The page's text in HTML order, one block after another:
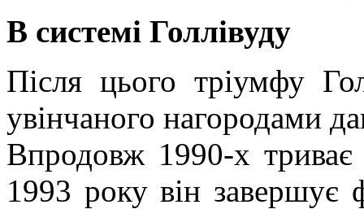
В системі Голлівуду
Після цього тріумфу
увінчаного нагородами
Впродовж 1990-х триває
1993 року він завершує